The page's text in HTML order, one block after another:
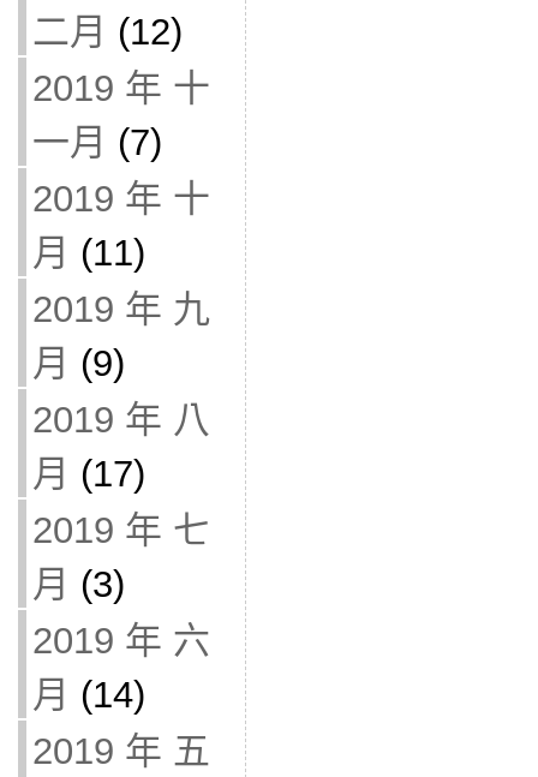
二月 (12)
2019 年 十
一月 (7)
2019 年 十
月 (11)
2019 年 九
月 (9)
2019 年 八
月 (17)
2019 年 七
月 (3)
2019 年 六
月 (14)
2019 年 五